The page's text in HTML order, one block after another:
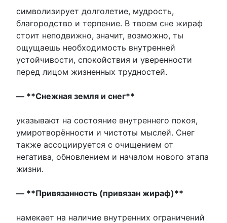
символизирует долголетие, мудрость,
благородство и терпение. В твоем сне жираф
стоит неподвижно, значит, возможно, ты
ощущаешь необходимость внутренней
устойчивости, спокойствия и уверенности
перед лицом жизненных трудностей.
— **Снежная земля и снег**
указывают на состояние внутреннего покоя,
умиротворённости и чистоты мыслей. Снег
также ассоциируется с очищением от
негатива, обновлением и началом нового этапа
жизни.
— **Привязанность (привязан жираф)**
намекает на наличие внутренних ограничений